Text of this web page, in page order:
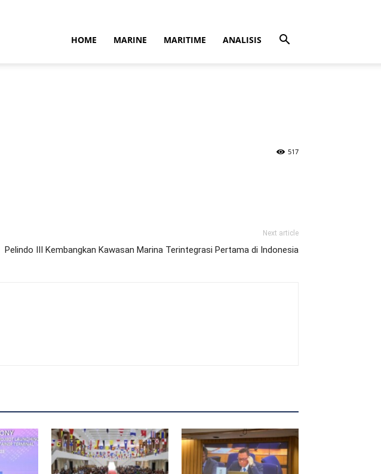
HOME MARINE MARITIME ANALISIS
517
Next article
Pelindo III Kembangkan Kawasan Marina Terintegrasi Pertama di Indonesia